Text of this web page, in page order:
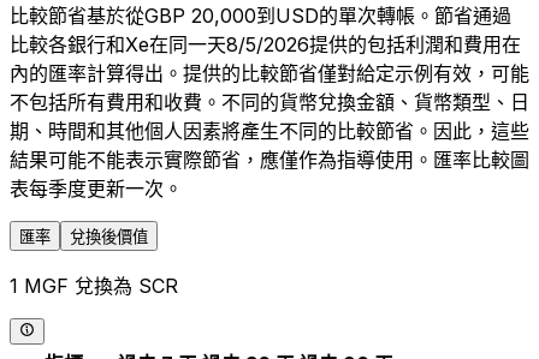
比較節省基於從GBP 20,000到USD的單次轉帳。節省通過
比較各銀行和Xe在同一天8/5/2026提供的包括利潤和費用在
內的匯率計算得出。提供的比較節省僅對給定示例有效，可能
不包括所有費用和收費。不同的貨幣兌換金額、貨幣類型、日
期、時間和其他個人因素將產生不同的比較節省。因此，這些
結果可能不能表示實際節省，應僅作為指導使用。匯率比較圖
表每季度更新一次。
匯率 兌換後價值
1 MGF 兌換為 SCR